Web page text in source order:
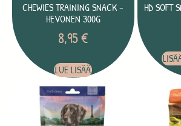
CHEWIES TRAINING SNACK –
HEVONEN 300G
8,95€
LUE LISÄÄ
HD SOFT